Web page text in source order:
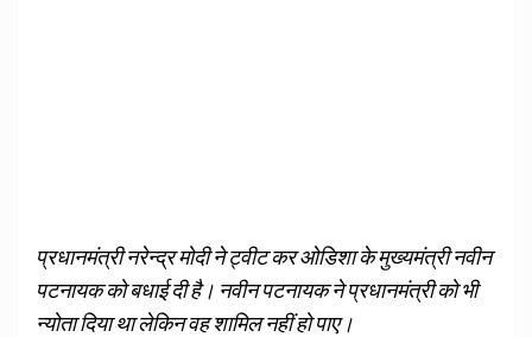
प्रधानमंत्री नरेन्द्र मोदी ने ट्वीट कर ओडिशा के मुख्यमंत्री नवीन
पटनायक को बधाई दी है। नवीन पटनायक ने प्रधानमंत्री को भी
न्योता दिया था लेकिन वह शामिल नहीं हो पाए।